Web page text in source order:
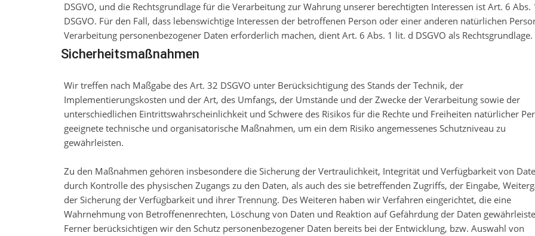
DSGVO, und die Rechtsgrundlage für die Verarbeitung zur Wahrung unserer berechtigten Interessen ist Art. 6 Abs.
DSGVO. Für den Fall, dass lebenswichtige Interessen der betroffenen Person oder einer anderen natürlichen
Verarbeitung personenbezogener Daten erforderlich machen, dient Art. 6 Abs. 1 lit. d DSGVO als Rechtsgrundlage.
Sicherheitsmaßnahmen
Wir treffen nach Maßgabe des Art. 32 DSGVO unter Berücksichtigung des Stands der Technik, der
Implementierungskosten und der Art, des Umfangs, der Umstände und der Zwecke der Verarbeitung sowie der
unterschiedlichen Eintrittswahrscheinlichkeit und Schwere des Risikos für die Rechte und Freiheiten natürlicher
geeignete technische und organisatorische Maßnahmen, um ein dem Risiko angemessenes Schutzniveau zu
gewährleisten.
Zu den Maßnahmen gehören insbesondere die Sicherung der Vertraulichkeit, Integrität und Verfügbarkeit von
durch Kontrolle des physischen Zugangs zu den Daten, als auch des sie betreffenden Zugriffs, der Eingabe,
der Sicherung der Verfügbarkeit und ihrer Trennung. Des Weiteren haben wir Verfahren eingerichtet, die eine
Wahrnehmung von Betroffenenrechten, Löschung von Daten und Reaktion auf Gefährdung der Daten
Ferner berücksichtigen wir den Schutz personenbezogener Daten bereits bei der Entwicklung, bzw. Auswahl von